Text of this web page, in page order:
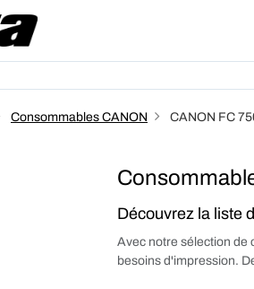
Consommables CANON CANON FC
Découvrez la liste
Avec notre sélection de
besoins d'impression.